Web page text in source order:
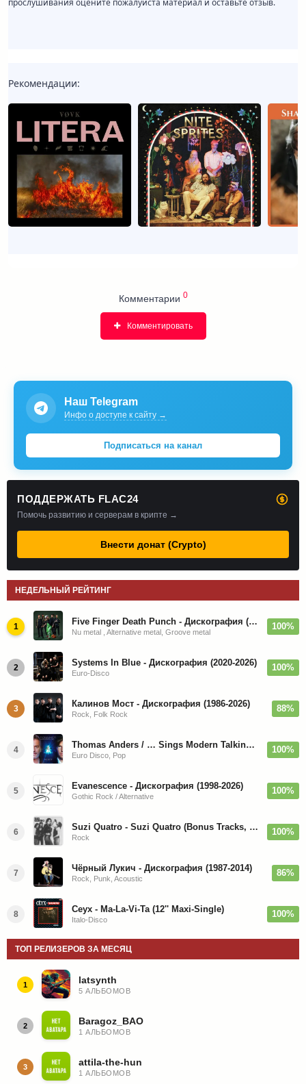
прослушивания оцените пожалуйста материал и оставьте отзыв.
Рекомендации:
Комментарии 0
Комментировать
Наш Telegram
Инфо о доступе к сайту →
Подписаться на канал
ПОДДЕРЖАТЬ FLAC24
Помочь развитию и серверам в крипте →
Внести донат (Crypto)
НЕДЕЛЬНЫЙ РЕЙТИНГ
1 Five Finger Death Punch - Дискография (2008-2026)
Nu metal , Alternative metal, Groove metal
100%
2 Systems In Blue - Дискография (2020-2026)
Euro-Disco
100%
3 Калинов Мост - Дискография (1986-2026)
Rock, Folk Rock
88%
4 Thomas Anders / … Sings Modern Talking: The Best hi-res
Euro Disco, Pop
100%
5 Evanescence - Дискография (1998-2026)
Gothic Rock / Alternative
100%
6 Suzi Quatro - Suzi Quatro (Bonus Tracks, Remaster) 1973/2022
Rock
100%
7 Чёрный Лукич - Дискография (1987-2014)
Rock, Punk, Acoustic
86%
8 Ceyx - Ma-La-Vi-Ta (12'' Maxi-Single)
Italo-Disco
100%
ТОП РЕЛИЗЕРОВ ЗА МЕСЯЦ
1 latsynth
5 АЛЬБОМОВ
2 Baragoz_BAO
1 АЛЬБОМОВ
3 attila-the-hun
1 АЛЬБОМОВ